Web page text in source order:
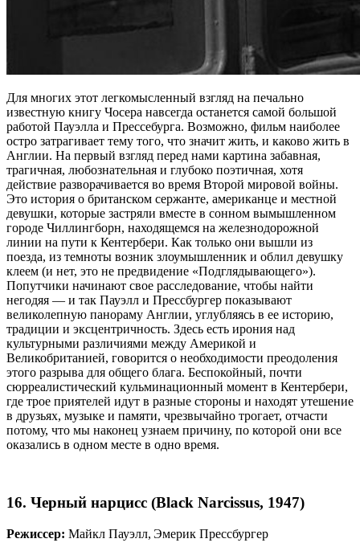
Для многих этот легкомысленный взгляд на печально
известную книгу Чосера навсегда останется самой большой
работой Пауэлла и Прессебурга. Возможно, фильм наиболее
остро затрагивает тему того, что значит жить, и каково жить в
Англии. На первый взгляд перед нами картина забавная,
трагичная, любознательная и глубоко поэтичная, хотя
действие разворачивается во время Второй мировой войны.
Это история о британском сержанте, американце и местной
девушки, которые застряли вместе в сонном вымышленном
городе Чиллингборн, находящемся на железнодорожной
линии на пути к Кентербери. Как только они вышли из
поезда, из темноты возник злоумышленник и облил девушку
клеем (и нет, это не предвидение «Подглядывающего»).
Попутчики начинают свое расследование, чтобы найти
негодяя — и так Пауэлл и Прессбургер показывают
великолепную панораму Англии, углубляясь в ее историю,
традиции и эксцентричность. Здесь есть ирония над
культурными различиями между Америкой и
Великобританией, говорится о необходимости преодоления
этого разрыва для общего блага. Беспокойный, почти
сюрреалистический кульминационный момент в Кентербери,
где трое приятелей идут в разные стороны и находят утешение
в друзьях, музыке и памяти, чрезвычайно трогает, отчасти
потому, что мы наконец узнаем причину, по которой они все
оказались в одном месте в одно время.
16. Черный нарцисс (Black Narcissus, 1947)
Режиссер: Майкл Пауэлл, Эмерик Прессбургер